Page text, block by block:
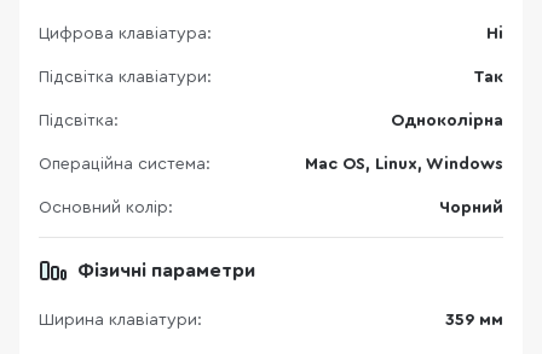
Цифрова клавіатура: Ні
Підсвітка клавіатури: Так
Підсвітка: Одноколірна
Операційна система: Mac OS, Linux, Windows
Основний колір: Чорний
Фізичні параметри
Ширина клавіатури: 359 мм